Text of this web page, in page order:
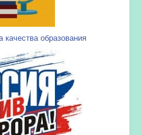
качества образования